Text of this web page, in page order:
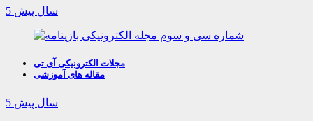
5 سال پیش
مجلات الکترونیکی آی تی
مقاله های آموزشی
5 سال پیش